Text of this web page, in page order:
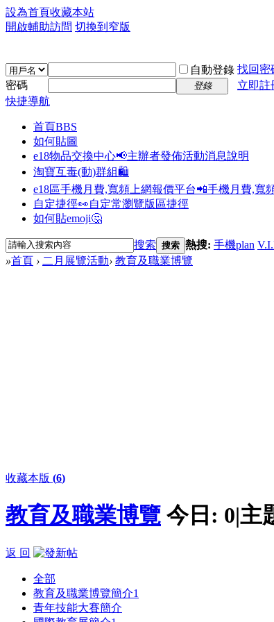
設為首頁收藏本站
開啟輔助訪問 切換到窄版
自動登錄 找回密
密碼
登錄
立即註
快捷導航
首頁BBS
如何貼圖
e18物品交換中心📢主辦者發佈活動消息說明
淘寶互毒(動)群組🛍️
e18區手機月費,寬頻上網報價平台📲手機月費,寬
自定捷徑👀自定常瀏覽版區捷徑
如何貼emoji🤔
搜索 搜索 熱搜: 手機plan
»首頁 › 二月展覽活動› 教育及職業博覽
收藏本版 (6)
教育及職業博覽 今日: 0|主
返 回
全部
教育及職業博覽簡介1
青年技能大賽簡介